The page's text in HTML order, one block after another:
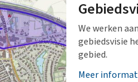
Alle onderwerpen
We werken
gebiedsvisie
gebied.
Meer